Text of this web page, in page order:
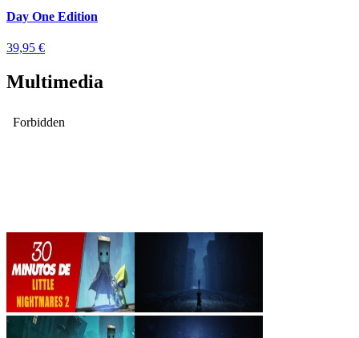
Day One Edition
39,95 €
Multimedia